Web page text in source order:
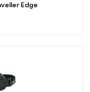
Edge